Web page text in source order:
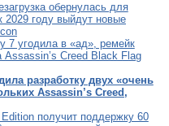
обернулась для
2029 году выйдут новые
7 угодила в «ад», ремейк
Creed Black Flag
разработку двух «очень
Assassin’s Creed,
получит поддержку 60